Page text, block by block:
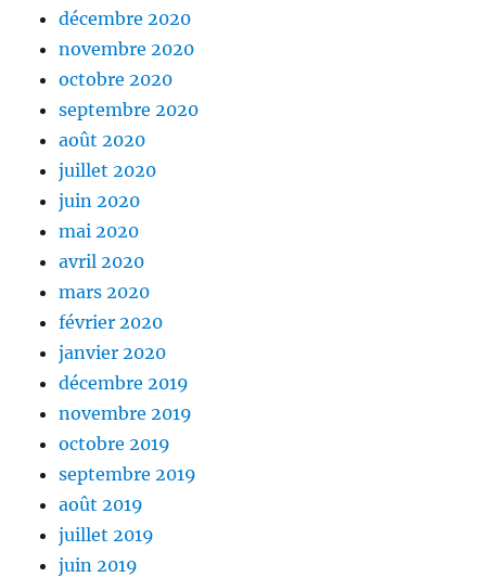
décembre 2020
novembre 2020
octobre 2020
septembre 2020
août 2020
juillet 2020
juin 2020
mai 2020
avril 2020
mars 2020
février 2020
janvier 2020
décembre 2019
novembre 2019
octobre 2019
septembre 2019
août 2019
juillet 2019
juin 2019